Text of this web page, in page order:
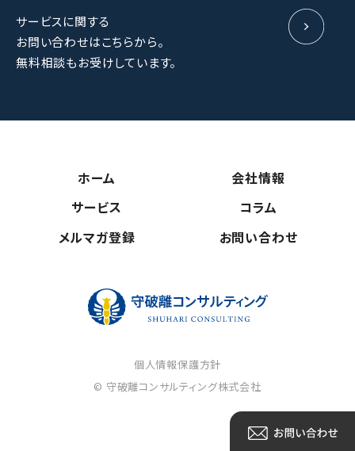
サービスに関する
お問い合わせはこちらから。
無料相談もお受けしています。
ホーム
会社情報
サービス
コラム
メルマガ登録
お問い合わせ
個人情報保護方針
© 守破離コンサルティング株式会社